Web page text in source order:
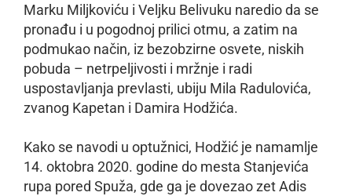
Marku Miljkoviću i Veljku Belivuku naredio da se
pronađu i u pogodnoj prilici otmu, a zatim na
podmukao način, iz bezobzirne osvete, niskih
pobuda – netrpeljivosti i mržnje i radi
uspostavljanja prevlasti, ubiju Mila Radulovića,
zvanog Kapetan i Damira Hodžića.
Kako se navodi u optužnici, Hodžić je namamlje
14. oktobra 2020. godine do mesta Stanjevića
rupa pored Spuža, gde ga je dovezao zet Adis